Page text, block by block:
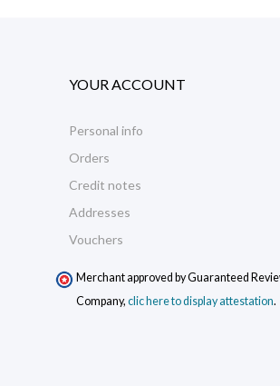
YOUR ACCOUNT
Personal info
Orders
Credit notes
Addresses
Vouchers
Merchant approved by Guaranteed
Company, clic here to display attestation.